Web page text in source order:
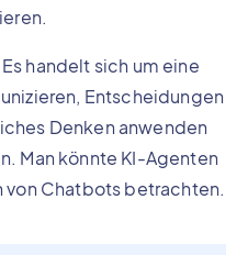
handelt sich um eine
Entscheidungen
Denken anwenden
Man könnte KI-Agenten
von Chatbots betrachten.